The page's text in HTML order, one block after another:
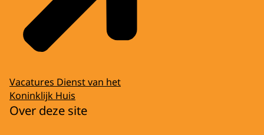
Vacatures Dienst van het
Koninklijk Huis
Over deze site